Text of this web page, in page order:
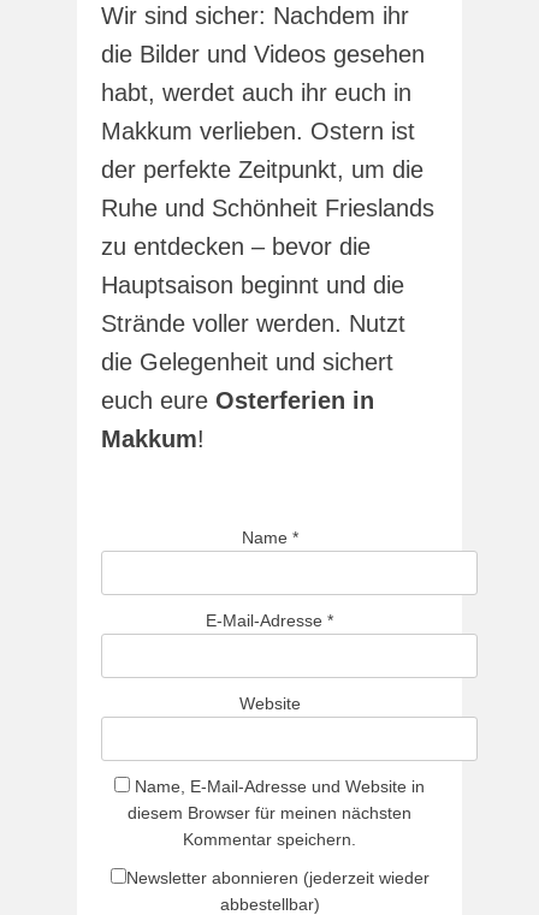
Wir sind sicher: Nachdem ihr
die Bilder und Videos gesehen
habt, werdet auch ihr euch in
Makkum verlieben. Ostern ist
der perfekte Zeitpunkt, um die
Ruhe und Schönheit Frieslands
zu entdecken – bevor die
Hauptsaison beginnt und die
Strände voller werden. Nutzt
die Gelegenheit und sichert
euch eure Osterferien in
Makkum!
Name *
E-Mail-Adresse *
Website
Name, E-Mail-Adresse und Website in
diesem Browser für meinen nächsten
Kommentar speichern.
Newsletter abonnieren (jederzeit wieder
abbestellbar)